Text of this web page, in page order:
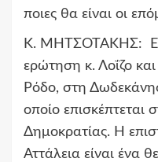
ποιες θα είναι οι
Κ. ΜΗΤΣΟΤΑΚΗΣ:
ερώτηση κ. Λοΐζο
Ρόδο, στη
οποίο
Δημοκρατίας. Η
Αττάλεια είναι ένα